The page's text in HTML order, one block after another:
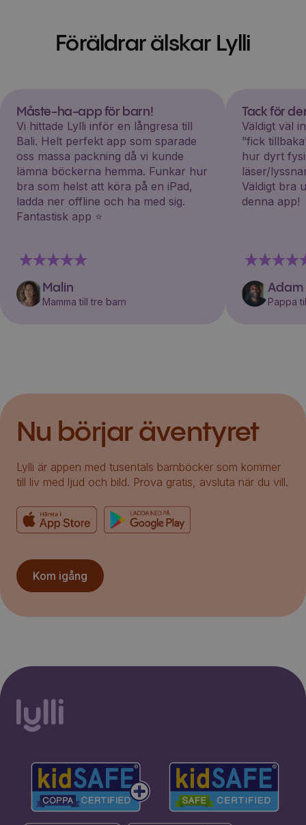
Föräldrar älskar Lylli
Måste-ha-app för barn!
Vi hittade Lylli inför en långresa till
Bali. Helt perfekt app som sparade
oss massa packning då vi kunde
lämna böckerna hemma. Funkar hur
bra som helst att köra på en iPad,
ladda ner offline och ha med sig.
Fantastisk app ⭐️
Malin
Mamma till tre barn
Tack för
Väldigt väl
”fick
hur dyrt
läser/
Väldigt bra
denna app!
Adam
Pappa
Nu börjar äventyret
Lylli är appen med tusentals barnböcker som kommer
till liv med ljud och bild. Prova gratis, avsluta när du vill.
Kom igång